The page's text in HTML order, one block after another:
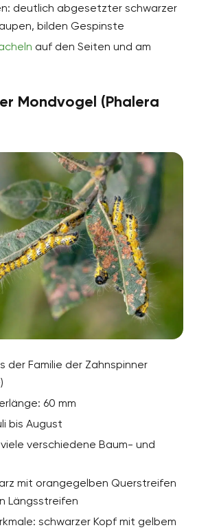
deutlich abgesetzter schwarzer
bilden Gespinste
auf den Seiten und am
Mondvogel (Phalera
der Familie der Zahnspinner
60 mm
bis August
verschiedene Baum- und
mit orangegelben Querstreifen
Längsstreifen
schwarzer Kopf mit gelbem